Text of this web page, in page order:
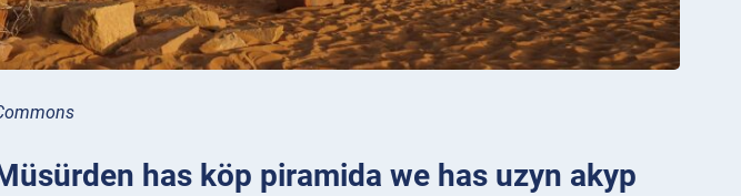
has köp piramida we has uzyn akyp